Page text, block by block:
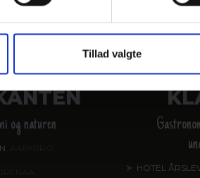
Tillad valgte
HOTELLER OG
og naturen
HOTEL